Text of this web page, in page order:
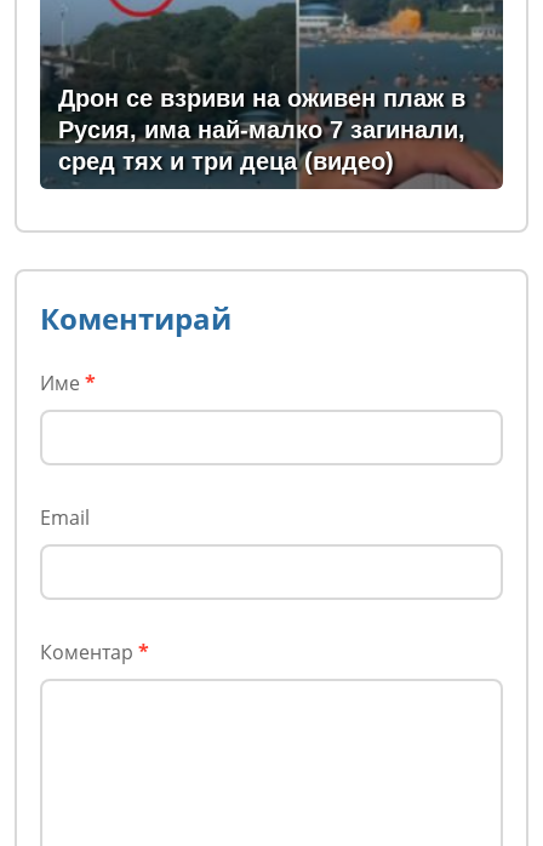
Дрон се взриви на оживен плаж в
Русия, има най-малко 7 загинали,
сред тях и три деца (видео)
Коментирай
Име *
Email
Коментар *